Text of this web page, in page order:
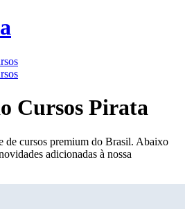
Cursos Pirata
de cursos premium do Brasil. Abaixo
adicionadas à nossa